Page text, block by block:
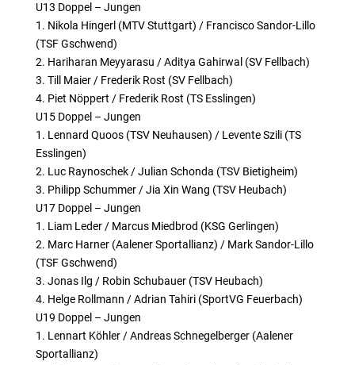
U13 Doppel – Jungen
1. Nikola Hingerl (MTV Stuttgart) / Francisco Sandor-Lillo
(TSF Gschwend)
2. Hariharan Meyyarasu / Aditya Gahirwal (SV Fellbach)
3. Till Maier / Frederik Rost (SV Fellbach)
4. Piet Nöppert / Frederik Rost (TS Esslingen)
U15 Doppel – Jungen
1. Lennard Quoos (TSV Neuhausen) / Levente Szili (TS
Esslingen)
2. Luc Raynoschek / Julian Schonda (TSV Bietigheim)
3. Philipp Schummer / Jia Xin Wang (TSV Heubach)
U17 Doppel – Jungen
1. Liam Leder / Marcus Miedbrod (KSG Gerlingen)
2. Marc Harner (Aalener Sportallianz) / Mark Sandor-Lillo
(TSF Gschwend)
3. Jonas Ilg / Robin Schubauer (TSV Heubach)
4. Helge Rollmann / Adrian Tahiri (SportVG Feuerbach)
U19 Doppel – Jungen
1. Lennart Köhler / Andreas Schnegelberger (Aalener
Sportallianz)